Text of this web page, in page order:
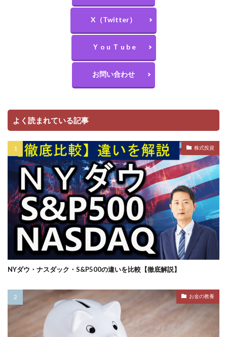
X（Twitter）
Ｙ o u Ｔ u b e
お問い合わせ
よく読まれている記事
株式投資
NYダウ・ナスダック・S&P500の違いを比較【徹底解説】
お金の教養